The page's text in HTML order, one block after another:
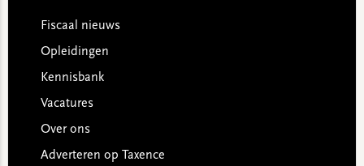
Footer
Fiscaal nieuws
Opleidingen
Kennisbank
Vacatures
Over ons
Adverteren op Taxence